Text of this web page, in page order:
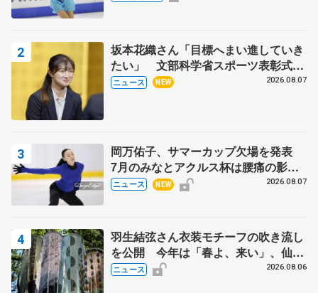
坂本花織さん「目標へまい進していき
たい」 文部科学省スポーツ表彰式で
代表謝辞
ニュース NEW 2026.08.07
岡万佑子、サマーカップ欠場を発表
7月のみなとアクルス杯は腰痛の影響
で
ニュース NEW 2026.08.07
羽生結弦さん衣装モチーフの吹き流し
を公開 今年は「春よ、来い」、仙台
の瑞鳳殿
ニュース 2026.08.06